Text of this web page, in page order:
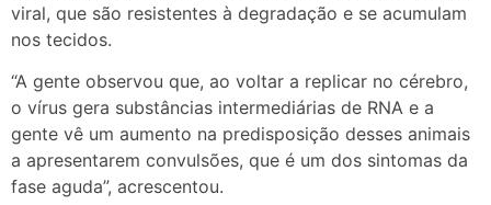
viral, que são resistentes à degradação e se acumulam
nos tecidos.
“A gente observou que, ao voltar a replicar no cérebro,
o vírus gera substâncias intermediárias de RNA e a
gente vê um aumento na predisposição desses animais
a apresentarem convulsões, que é um dos sintomas da
fase aguda”, acrescentou.